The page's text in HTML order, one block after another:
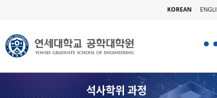
KOREAN
석사학위 과정